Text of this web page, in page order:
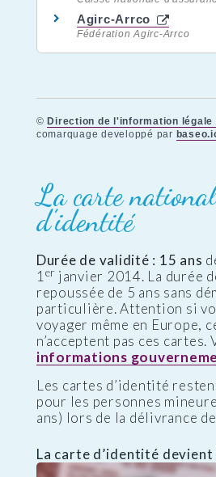
Agirc-Arrco
Fédération Agirc-Arrco
©Direction de l'information
comarquage developpé par
La carte
d’identité
Durée de validité : 15 ans
1er janvier 2014. La durée
repoussée de 5 ans sans
particulière. Attention si
voyager même en Europe,
n’acceptent pas ces cartes.
informations
Les cartes d’identité
pour les personnes
ans) lors de la délivrance
La carte d’identité